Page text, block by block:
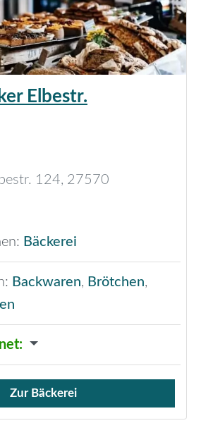
Elbestr.
124, 27570
Bäckerei
Backwaren, Brötchen,
:
Zur Bäckerei